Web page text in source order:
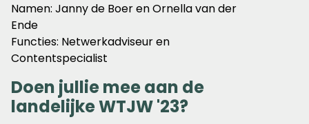
Namen: Janny de Boer en Ornella van der
Ende
Functies: Netwerkadviseur en
Contentspecialist
Doen jullie mee aan de
landelijke WTJW '23?